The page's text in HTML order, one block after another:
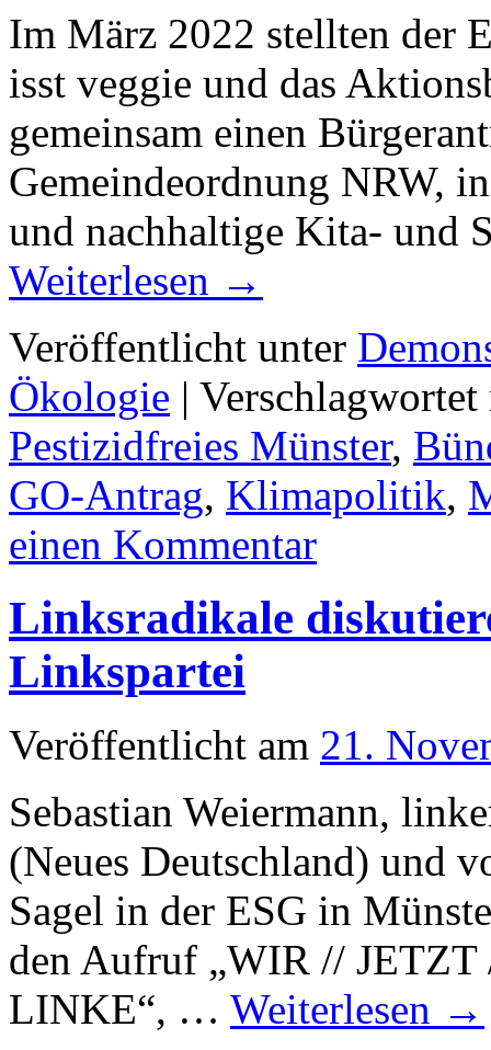
Im März 2022 stellten der
isst veggie und das
gemeinsam einen
Gemeindeordnung NRW,
und nachhaltige Kita- und
Weiterlesen →
Veröffentlicht unter
Ökologie |
Pestizidfreies Münster,
GO-Antrag, Klimapolitik,
einen Kommentar
Linksradikale
Linkspartei
Veröffentlicht am 21.
Sebastian Weiermann,
(Neues Deutschland) und
Sagel in der ESG in
den Aufruf „WIR //
LINKE“, … Weiterlesen →